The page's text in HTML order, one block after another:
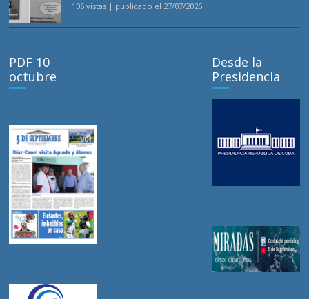
106 vistas | publicado el 27/07/2026
PDF 10
octubre
Desde la
Presidencia